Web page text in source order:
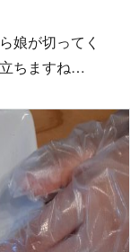
娘が切ってく
ちますね…